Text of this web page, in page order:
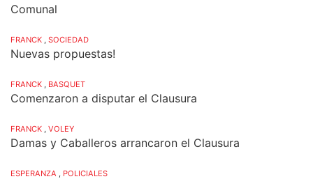
Comunal
FRANCK SOCIEDAD
Nuevas propuestas!
FRANCK BASQUET
Comenzaron a disputar el Clausura
FRANCK VOLEY
Damas y Caballeros arrancaron el Clausura
ESPERANZA POLICIALES